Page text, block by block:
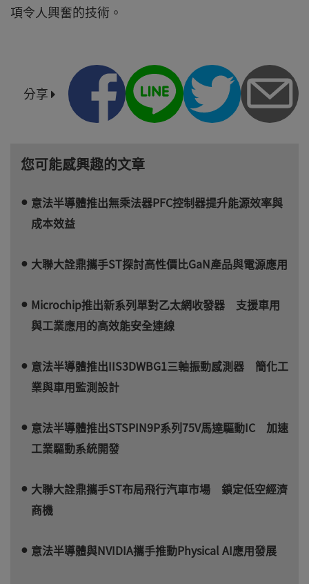
項令人興奮的技術。
分享
您可能感興趣的文章
意法半導體推出無乘法器PFC控制器提升能源效率與
成本效益
大聯大詮鼎攜手ST探討高性價比GaN產品與電源應用
Microchip推出新系列單對乙太網收發器 支援車用
與工業應用的高效能安全連線
意法半導體推出IIS3DWBG1三軸振動感測器 簡化工
業與車用監測設計
意法半導體推出STSPIN9P系列75V馬達驅動IC 加速
工業驅動系統開發
大聯大詮鼎攜手ST布局飛行汽車市場 鎖定低空經濟
商機
意法半導體與NVIDIA攜手推動Physical AI應用發展